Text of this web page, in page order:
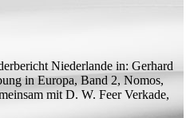
Niederlande in: Gerhard
in Europa, Band 2, Nomos,
mitD. W. Feer Verkade,